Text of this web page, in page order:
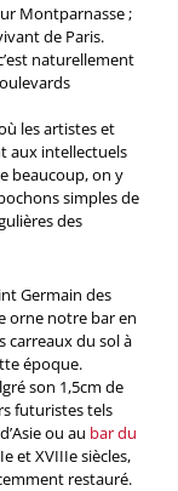
Montparnasse ;
de Paris.
naturellement
les artistes et
aux intellectuels
beaucoup, on y
simples de
des
Germain des
orne notre bar en
carreaux du sol à
époque.
son 1,5cm de
futuristes tels
ou au bar du
et XVIIIe siècles,
restauré.